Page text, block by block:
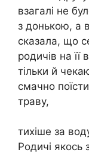
взагалі не
з донькою, а
сказала, що
родичів на її
тільки й
смачно
траву,
тихіше за
Родичі